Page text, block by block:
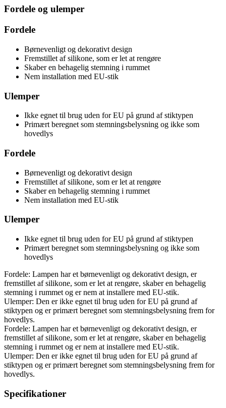
Fordele og ulemper
Fordele
Børnevenligt og dekorativt design
Fremstillet af silikone, som er let at rengøre
Skaber en behagelig stemning i rummet
Nem installation med EU-stik
Ulemper
Ikke egnet til brug uden for EU på grund af stiktypen
Primært beregnet som stemningsbelysning og ikke som
hovedlys
Fordele
Børnevenligt og dekorativt design
Fremstillet af silikone, som er let at rengøre
Skaber en behagelig stemning i rummet
Nem installation med EU-stik
Ulemper
Ikke egnet til brug uden for EU på grund af stiktypen
Primært beregnet som stemningsbelysning og ikke som
hovedlys
Fordele: Lampen har et børnevenligt og dekorativt design, er
fremstillet af silikone, som er let at rengøre, skaber en behagelig
stemning i rummet og er nem at installere med EU-stik.
Ulemper: Den er ikke egnet til brug uden for EU på grund af
stiktypen og er primært beregnet som stemningsbelysning frem for
hovedlys.
Fordele: Lampen har et børnevenligt og dekorativt design, er
fremstillet af silikone, som er let at rengøre, skaber en behagelig
stemning i rummet og er nem at installere med EU-stik.
Ulemper: Den er ikke egnet til brug uden for EU på grund af
stiktypen og er primært beregnet som stemningsbelysning frem for
hovedlys.
Specifikationer